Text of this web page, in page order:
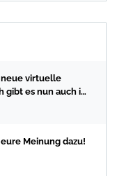
gibt es nun auch in
Meinung dazu!